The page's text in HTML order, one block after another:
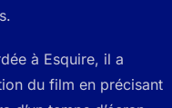
à Esquire, il a
du film en précisant